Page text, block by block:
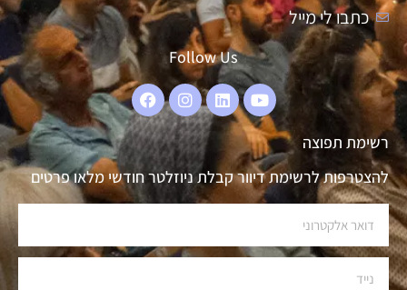
כתבו לי מייל
Follow Us
רשימת תפוצה
להצטרפות לרשימת דיוור קבלת ניוזלטר חודשי מלאו פרטים